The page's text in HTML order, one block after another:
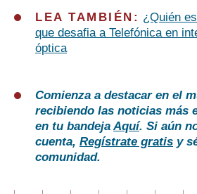
LEA TAMBIÉN: ¿Quién
que desafia a Telefónica en
óptica
Comienza a destacar en el
recibiendo las noticias más
en tu bandejaAquí. Si aún
cuenta, Regístrate gratis y
comunidad.